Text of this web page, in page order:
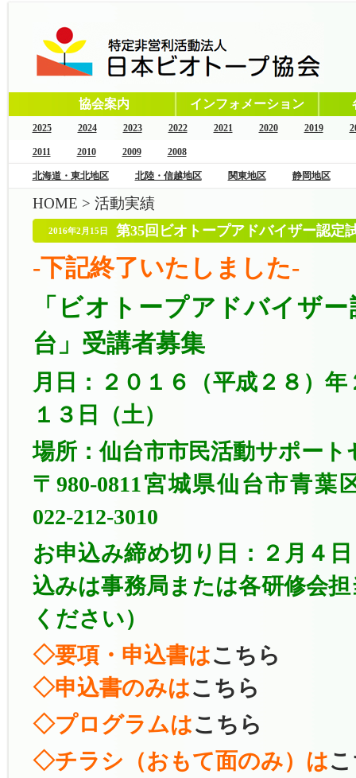
協会案内 インフォメーション
2025 2024 2023 2022 2021 2020 2019
2011 2010 2009 2008
北海道・東北地区 北陸・信越地区 関東地区 静岡地区
HOME > 活動実績
2016年2月15日 第35回ビオトープアドバイザー認定
-下記終了いたしました-
「ビオトープアドバイザ
台」受講者募集
月日：２０１６（平成２８）
１３日（土）
場所：仙台市市民活動サポート
〒980-0811宮城県仙台市青
022-212-3010
お申込み締め切り日：２月４
込みは事務局または各研修会
ください）
◇要項・申込書はこちら
◇申込書のみはこちら
◇プログラムはこちら
◇チラシ（おもて面のみ）は